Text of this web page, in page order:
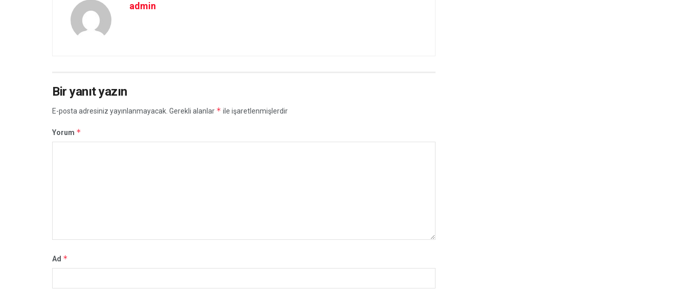
admin
Bir yanıt yazın
E-posta adresiniz yayınlanmayacak. Gerekli alanlar * ile işaretlenmişlerdir
Yorum *
Ad *